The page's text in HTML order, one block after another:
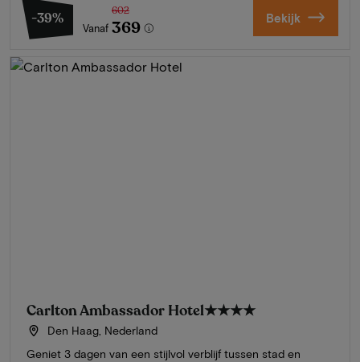
-39%
Vanaf
602
369 Bekijk
Carlton Ambassador Hotel★★★★
Den Haag, Nederland
Geniet 3 dagen van een stijlvol verblijf tussen stad en